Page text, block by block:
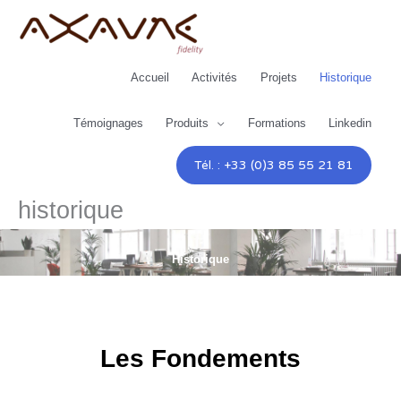
Accueil
Activités Projets Historique
Témoignages Produits Formations Linkedin
Tél. : +33 (0)3 85 55 21 81
historique
Historique
Les Fondements